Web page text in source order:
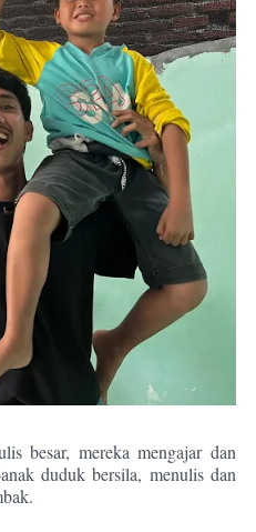
besar, mereka mengajar dan
duduk bersila, menulis dan